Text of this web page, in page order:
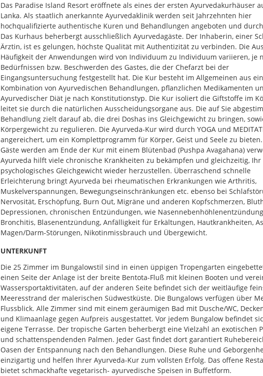
Das Paradise Island Resort eröffnete als eines der ersten Ayurvedakurhäuser
Lanka. Als staatlich anerkannte Ayurvedaklinik werden seit Jahrzehnten hier
hochqualifizierte authentische Kuren und Behandlungen angeboten und
Das Kurhaus beherbergt ausschließlich Ayurvedagäste. Der Inhaberin, einer
Ärztin, ist es gelungen, höchste Qualität mit Authentizität zu verbinden. Die
Häufigkeit der Anwendungen wird von Individuum zu Individuum variieren, je
Bedürfnissen bzw. Beschwerden des Gastes, die der Chefarzt bei der
Eingangsuntersuchung festgestellt hat. Die Kur besteht im Allgemeinen aus
Kombination von Ayurvedischen Behandlungen, pflanzlichen Medikamenten
Ayurvedischer Diät je nach Konstitutionstyp. Die Kur isoliert die Giftstoffe im
leitet sie durch die natürlichen Ausscheidungsorgane aus. Die auf Sie
Behandlung zielt darauf ab, die drei Doshas ins Gleichgewicht zu bringen,
Körpergewicht zu regulieren. Die Ayurveda-Kur wird durch YOGA und
angereichert, um ein Komplettprogramm für Körper, Geist und Seele zu
Gäste werden am Ende der Kur mit einem Blütenbad (Pushpa Avagahana)
Ayurveda hilft viele chronische Krankheiten zu bekämpfen und gleichzeitig, Ihr
psychologisches Gleichgewicht wieder herzustellen. Überraschend schnelle
Erleichterung bringt Ayurveda bei rheumatischen Erkrankungen wie Arthritis,
Muskelverspannungen, Bewegungseinschränkungen etc. ebenso bei
Nervosität, Erschöpfung, Burn Out, Migräne und anderen Kopfschmerzen,
Depressionen, chronischen Entzündungen, wie
Bronchitis, Blasenentzündung, Anfälligkeit für Erkältungen, Hautkrankheiten,
Magen/Darm-Störungen, Nikotinmissbrauch und Übergewicht.
UNTERKUNFT
Die 25 Zimmer im Bungalowstil sind in einen üppigen Tropengarten
einen Seite der Anlage ist der breite Bentota-Fluß mit kleinen Booten und
Wassersportaktivitäten, auf der anderen Seite befindet sich der weitläufige
Meeresstrand der malerischen Südwestküste. Die Bungalows verfügen über
Flussblick. Alle Zimmer sind mit einem geräumigen Bad mit Dusche/WC,
und Klimaanlage gegen Aufpreis ausgestattet. Vor jedem Bungalow befindet
eigene Terrasse. Der tropische Garten beherbergt eine Vielzahl an exotischen
und schattenspendenden Palmen. Jeder Gast findet dort garantiert
Oasen der Entspannung nach den Behandlungen. Diese Ruhe und
einzigartig und helfen Ihrer Ayurveda-Kur zum vollsten Erfolg. Das offene
bietet schmackhafte vegetarisch- ayurvedische Speisen in Buffetform.